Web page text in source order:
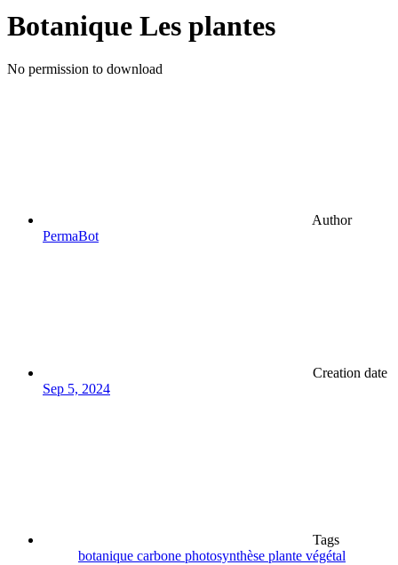
Botanique Les plantes
No permission to download
Author
PermaBot
Creation date
Sep 5, 2024
Tags
botanique carbone photosynthèse plante végétal